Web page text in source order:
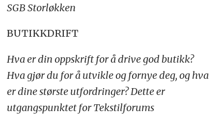
SGB Storløkken
BUTIKKDRIFT
Hva er din oppskrift for å drive god butikk?
Hva gjør du for å utvikle og fornye deg, og hva
er dine største utfordringer? Dette er
utgangspunktet for Tekstilforums